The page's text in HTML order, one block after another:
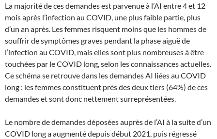
La majorité de ces demandes est parvenue à l’AI entre 4 et 12
mois après l’infection au COVID, une plus faible partie, plus
d’un an après. Les femmes risquent moins que les hommes de
souffrir de symptômes graves pendant la phase aiguë de
l’infection au COVID, mais elles sont plus nombreuses à être
touchées par le COVID long, selon les connaissances actuelles.
Ce schéma se retrouve dans les demandes AI liées au COVID
long : les femmes constituent près des deux tiers (64%) de ces
demandes et sont donc nettement surreprésentées.
Le nombre de demandes déposées auprès de l’AI à la suite d’un
COVID long a augmenté depuis début 2021, puis régressé